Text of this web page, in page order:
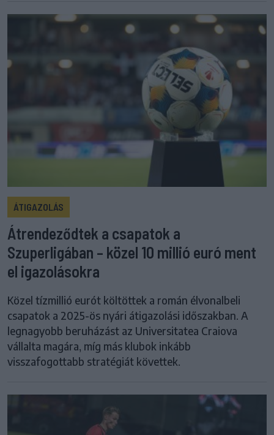
ÁTIGAZOLÁS
Átrendeződtek a csapatok a
Szuperligában – közel 10 millió euró ment
el igazolásokra
Közel tízmillió eurót költöttek a román élvonalbeli
csapatok a 2025-ös nyári átigazolási időszakban. A
legnagyobb beruházást az Universitatea Craiova
vállalta magára, míg más klubok inkább
visszafogottabb stratégiát követtek.